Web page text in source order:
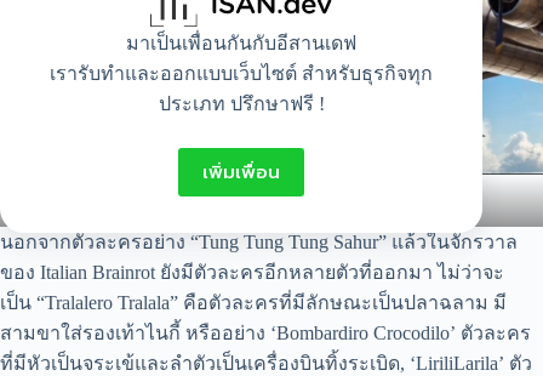
มาเป็นเพื่อนกันกับอีสานเดฟ
เรารับทำและออกแบบเว็บไซต์ สำหรับธุรกิจทุก
ประเภท ปรึกษาฟรี !
เพิ่มเพื่อน
Tralalero tralala
นอกจากตัวละครอย่าง “Tung Tung Tung Sahur” แล้วในจักรวาล
ของ Italian Brainrot ยังมีตัวละครอีกหลายตัวที่ออกมา ไม่ว่าจะ
เป็น “Tralalero Tralala” คือตัวละครที่มีลักษณะเป็นปลาฉลาม มี
สามขาใส่รองเท้าไนกี้ หรืออย่าง ‘Bombardiro Crocodilo’ ตัวละคร
ที่มีหัวเป็นจระเข้และลำตัวเป็นเครื่องบินทิ้งระเบิด, ‘LiriliLarila’ ตัว